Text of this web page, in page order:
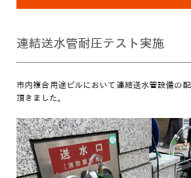
連結送水管耐圧テスト実施
市内複合用途ビルにおいて連結送水管設備の
頂きました。